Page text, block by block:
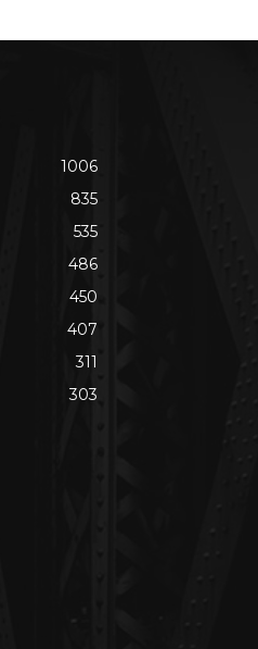
1006
835
535
486
450
407
311
303